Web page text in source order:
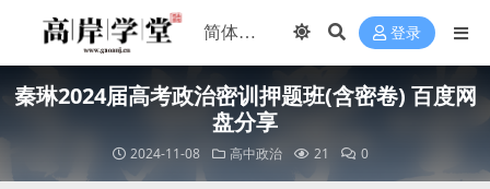
登录
秦琳2024届高考政治密训押题班(含密卷) 百度网
盘分享
2024-11-08 高中政治 21 0